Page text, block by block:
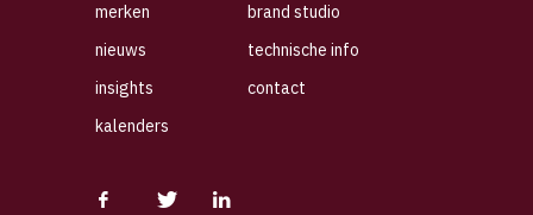
merken
nieuws
insights
kalenders
brand studio
technische info
contact